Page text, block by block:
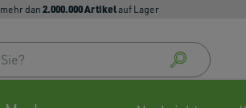
mehr dan 2.000.000 Artikelauf Lager
up